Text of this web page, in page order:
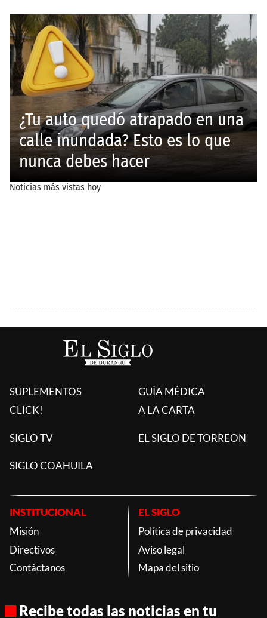
SUPLEMENTOS
CLICK!
GUÍA MÉDICA
A LA CARTA
SIGLO TV EL SIGLO DE TORREON
SIGLO COAHUILA
INSTITUCIONAL
Misión
Directivos
Contáctanos
EL SIGLO
Política de privacidad
Aviso legal
Mapa del sitio
Recibe todas las noticias en tu